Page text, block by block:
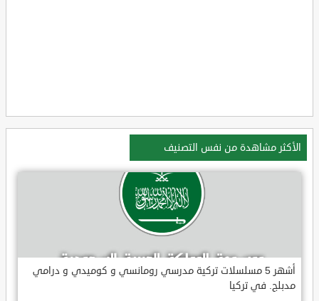
الأكثر مشاهدة من نفس التصنيف
أشهر 5 مسلسلات تركية مدرسي رومانسي و كوميدي و درامي
مدبلج. في تركيا